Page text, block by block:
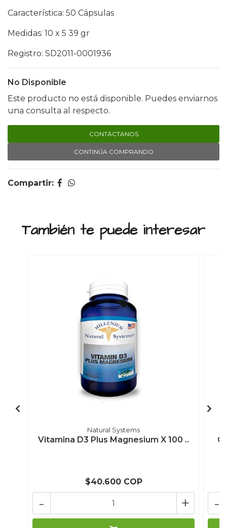
Característica: 50 Cápsulas
Medidas: 10 x 5 39 gr
Registro: SD2011-0001936
No Disponible
Este producto no está disponible. Puedes enviarnos
una consulta al respecto.
CONTÁCTANOS
CONTINÚA COMPRANDO
Compartir:
También te puede interesar
Natural Systems
Vitamina D3 Plus Magnesium X 100 ..
$40.600 COP
+
- -